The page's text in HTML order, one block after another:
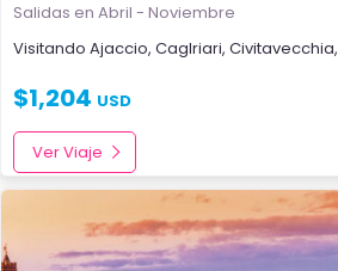
Salidas en Abril - Noviembre
Visitando Ajaccio, Caglriari, Civitavecchia,
$1,204 USD
Ver Viaje